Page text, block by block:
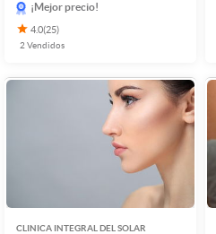
¡Mejor precio!
4.0(25)
2 Vendidos
CLINICA INTEGRAL DEL SOLAR